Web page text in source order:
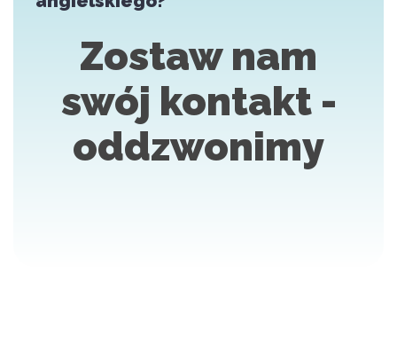
Zostaw nam
swój kontakt -
oddzwonimy